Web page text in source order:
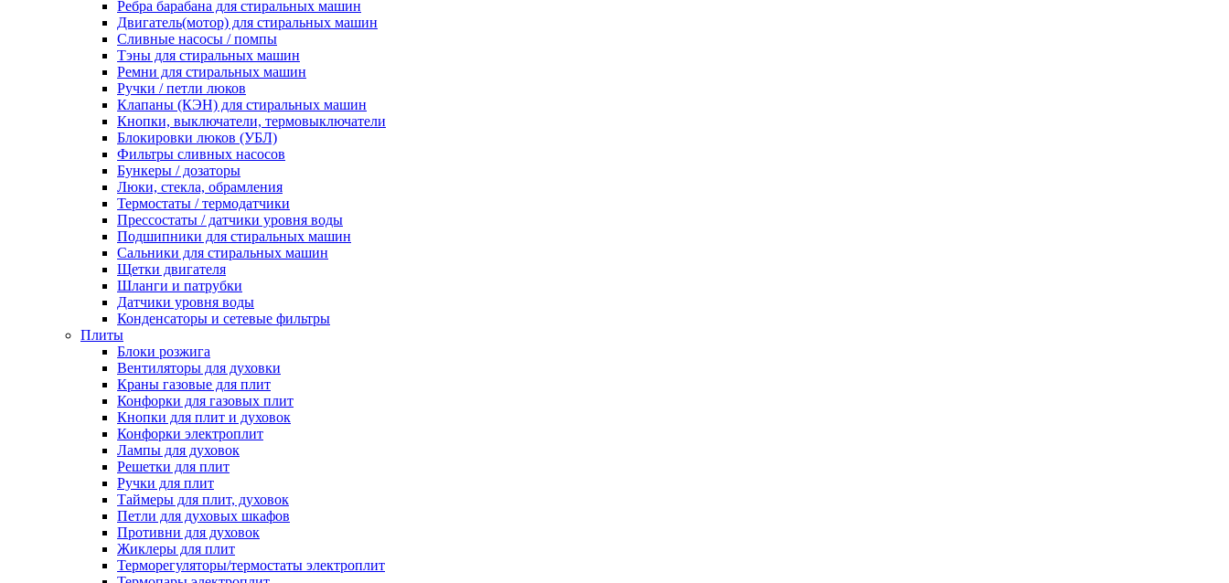
Ребра барабана для стиральных машин
Двигатель(мотор) для стиральных машин
Сливные насосы / помпы
Тэны для стиральных машин
Ремни для стиральных машин
Ручки / петли люков
Клапаны (КЭН) для стиральных машин
Кнопки, выключатели, термовыключатели
Блокировки люков (УБЛ)
Фильтры сливных насосов
Бункеры / дозаторы
Люки, стекла, обрамления
Термостаты / термодатчики
Прессостаты / датчики уровня воды
Подшипники для стиральных машин
Сальники для стиральных машин
Щетки двигателя
Шланги и патрубки
Датчики уровня воды
Конденсаторы и сетевые фильтры
Плиты
Блоки розжига
Вентиляторы для духовки
Краны газовые для плит
Конфорки для газовых плит
Кнопки для плит и духовок
Конфорки электроплит
Лампы для духовок
Решетки для плит
Ручки для плит
Таймеры для плит, духовок
Петли для духовых шкафов
Противни для духовок
Жиклеры для плит
Терморегуляторы/термостаты электроплит